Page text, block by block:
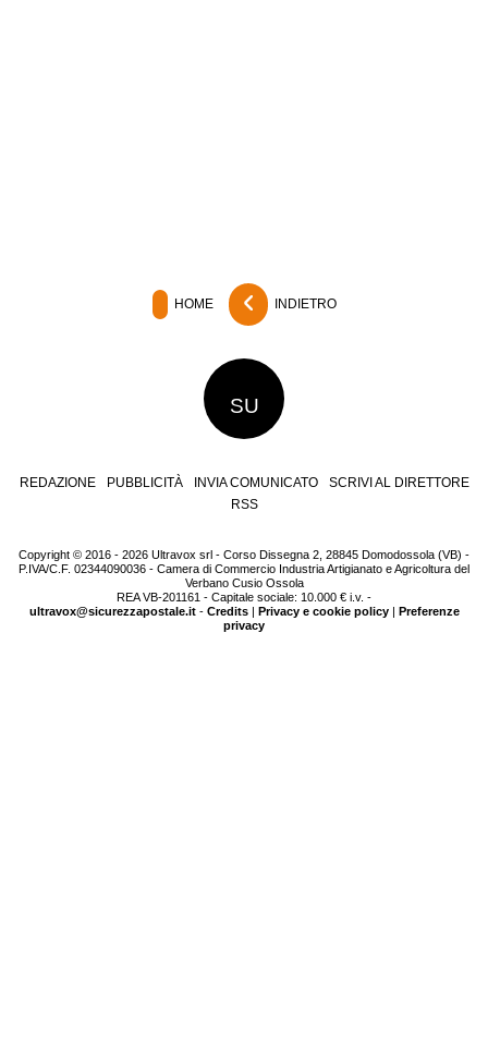
HOME INDIETRO
SU
REDAZIONE PUBBLICITÀ INVIA COMUNICATO
SCRIVI AL DIRETTORE
RSS
Copyright © 2016 - 2026 Ultravox srl - Corso Dissegna 2, 28845 Domodossola (VB) -
P.IVA/C.F. 02344090036 - Camera di Commercio Industria Artigianato e Agricoltura del
Verbano Cusio Ossola
REA VB-201161 - Capitale sociale: 10.000 € i.v. -
ultravox@sicurezzapostale.it- Credits| Privacy e cookie policy| Preferenze
privacy